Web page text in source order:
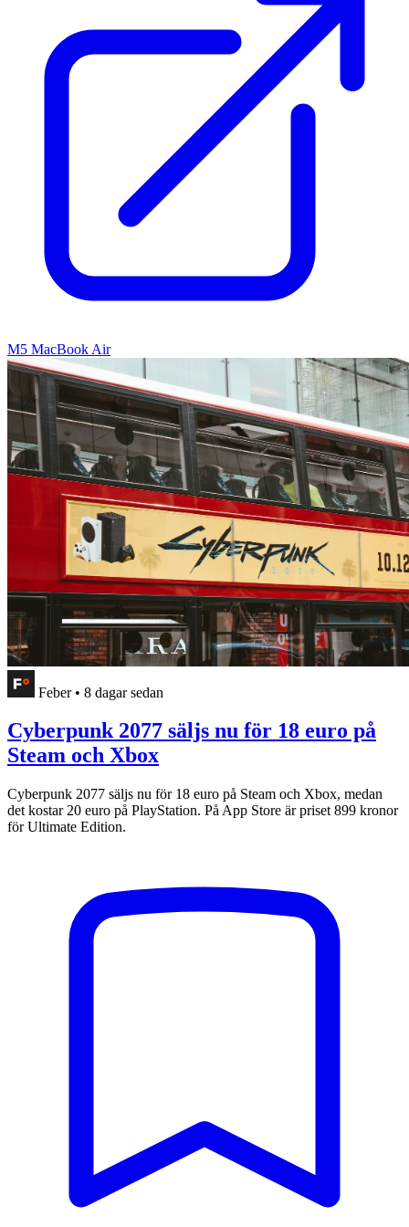
M5 MacBook Air
Feber • 8 dagar sedan
Cyberpunk 2077 säljs nu för 18 euro på
Steam och Xbox
Cyberpunk 2077 säljs nu för 18 euro på Steam och Xbox, medan
det kostar 20 euro på PlayStation. På App Store är priset 899 kronor
för Ultimate Edition.